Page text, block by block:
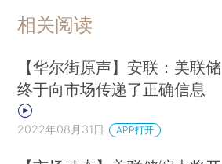
相关阅读
【华尔街原声】安联：美联储
终于向市场传递了正确信息
2022年08月31日 APP打开